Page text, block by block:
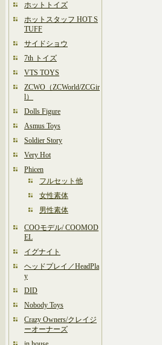
ホットトイズ
ホットスタッフ HOT S
TUFF
サイドショウ
7th トイズ
VTS TOYS
ZCWO（ZCWorld/ZCGir
l）
Dolls Figure
Asmus Toys
Soldier Story
Very Hot
Phicen
フルセット他
女性素体
男性素体
COOモデル/ COOMOD
EL
イグナイト
ヘッドプレイ／HeadPla
y
DID
Nobody Toys
Crazy Owners/クレイジ
ーオーナーズ